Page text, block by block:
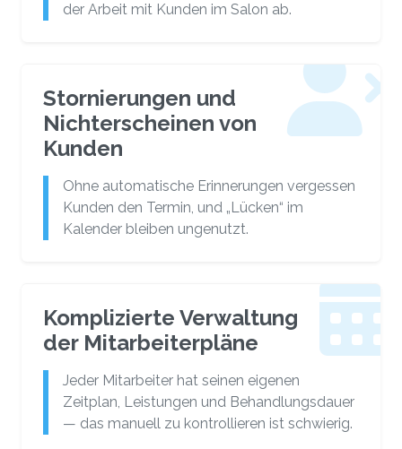
der Arbeit mit Kunden im Salon ab.
Stornierungen und
Nichterscheinen von
Kunden
Ohne automatische Erinnerungen vergessen
Kunden den Termin, und „Lücken“ im
Kalender bleiben ungenutzt.
Komplizierte Verwaltung
der Mitarbeiterpläne
Jeder Mitarbeiter hat seinen eigenen
Zeitplan, Leistungen und Behandlungsdauer
— das manuell zu kontrollieren ist schwierig.